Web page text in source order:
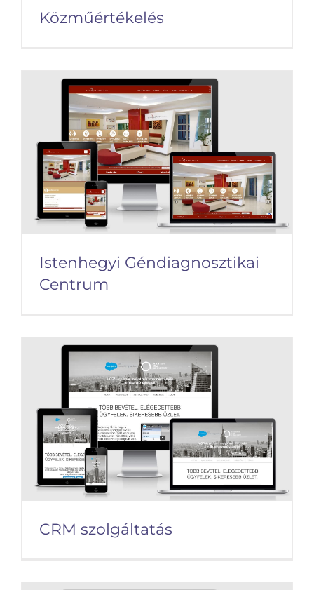
Közműértékelés
Közműértékelés
Géndiagnosztikai Centrum
Istenhegyi Géndiagnosztikai
Centrum
CRM szolgáltatás